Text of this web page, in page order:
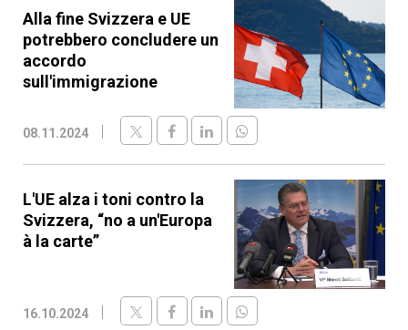
Alla fine Svizzera e UE
potrebbero concludere un
accordo
sull'immigrazione
08.11.2024
L'UE alza i toni contro la
Svizzera, “no a un'Europa
à la carte”
16.10.2024